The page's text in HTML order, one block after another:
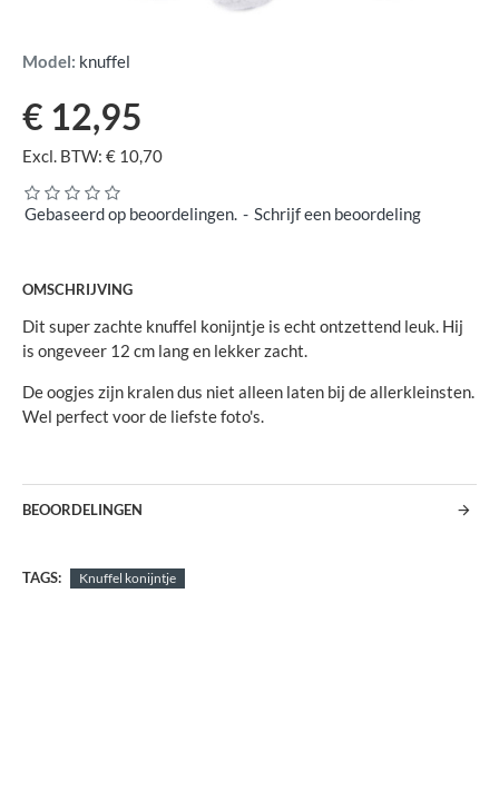
Model: knuffel
Gebaseerd op beoordelingen. - Schrijf een beoordeling
€ 12,95
Excl. BTW: € 10,70
OMSCHRIJVING
Dit super zachte knuffel konijntje is echt ontzettend leuk. Hij
is ongeveer 12 cm lang en lekker zacht.
De oogjes zijn kralen dus niet alleen laten bij de allerkleinsten.
Wel perfect voor de liefste foto's.
BEOORDELINGEN
TAGS: Knuffel konijntje